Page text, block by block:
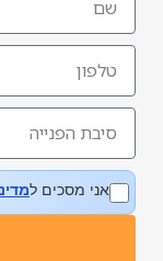
אני מסכים ל